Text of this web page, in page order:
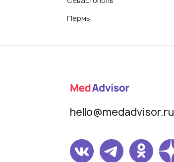
Пермь
hello@medadvisor.ru